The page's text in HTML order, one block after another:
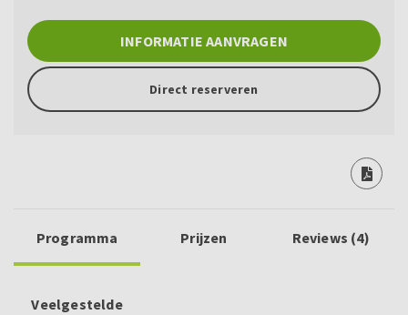
INFORMATIE AANVRAGEN
Direct reserveren
Programma Prijzen Reviews (4)
Veelgestelde